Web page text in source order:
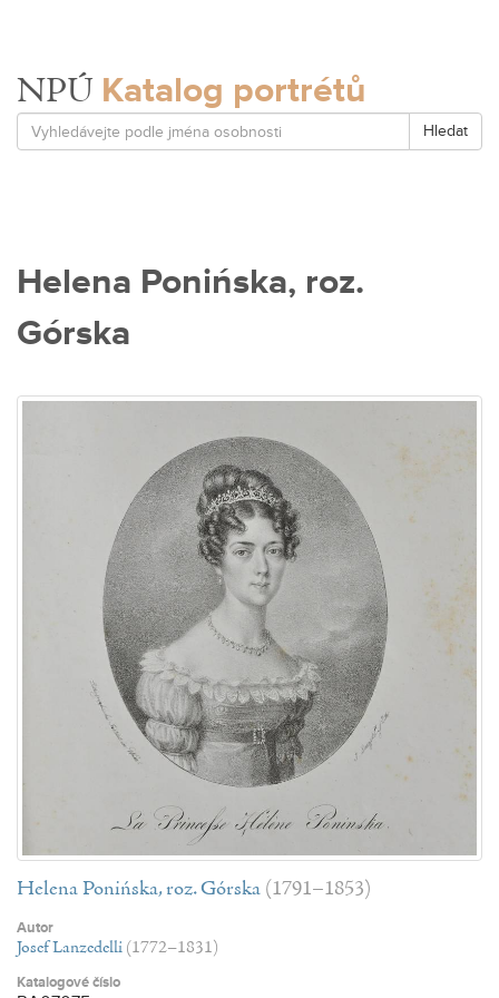
NPÚ Katalog portrétů
Hledat
Helena Ponińska, roz.
Górska
Helena Ponińska, roz. Górska (1791–1853)
Autor
Josef Lanzedelli (1772–1831)
Katalogové číslo